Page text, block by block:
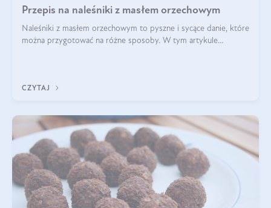
Przepis na naleśniki z masłem orzechowym
Naleśniki z masłem orzechowym to pyszne i sycące danie, które
można przygotować na różne sposoby. W tym artykule
CZYTAJ